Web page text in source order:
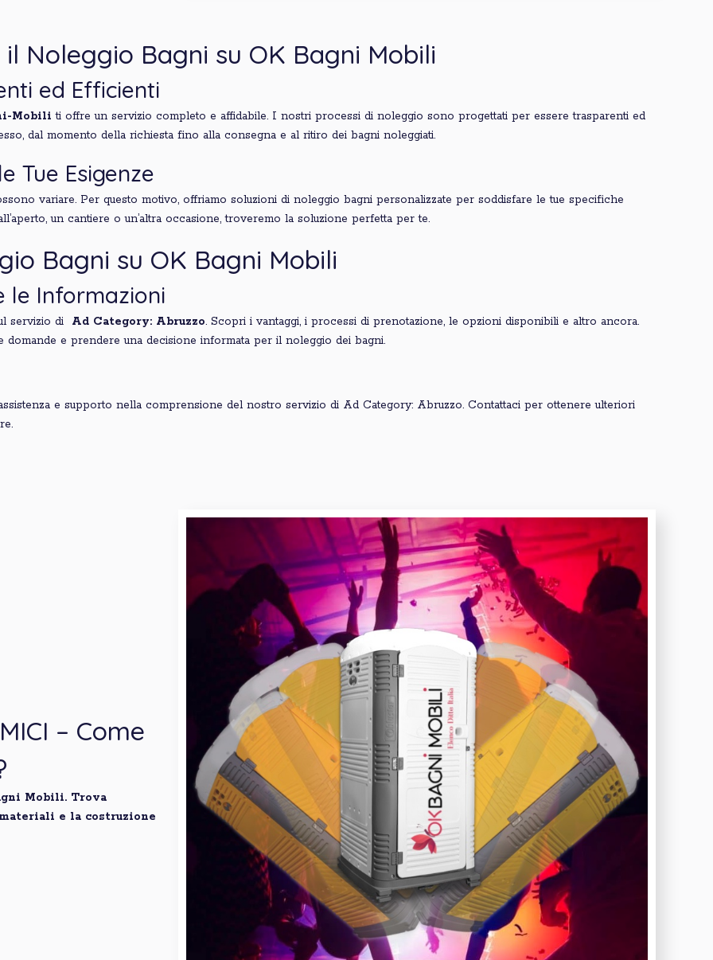
Noleggio Bagni su OK Bagni Mobili
ed Efficienti
Mobili ti offre un servizio completo e affidabile. I nostri processi di noleggio sono progettati per essere trasparenti ed
dal momento della richiesta fino alla consegna e al ritiro dei bagni noleggiati.
Tue Esigenze
variare. Per questo motivo, offriamo soluzioni di noleggio bagni personalizzate per soddisfare le tue specifiche
un cantiere o un’altra occasione, troveremo la soluzione perfetta per te.
Bagni su OK Bagni Mobili
le Informazioni
servizio di Ad Category: Abruzzo. Scopri i vantaggi, i processi di prenotazione, le opzioni disponibili e altro ancora.
e prendere una decisione informata per il noleggio dei bagni.
e supporto nella comprensione del nostro servizio di Ad Category: Abruzzo. Contattaci per ottenere ulteriori
– Come
Mobili. Trova
e la costruzione